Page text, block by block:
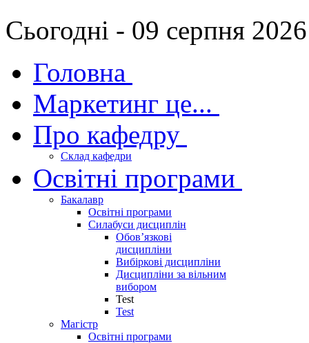
Сьогодні - 09 серпня
Головна
Маркетинг це...
Про кафедру
Склад кафедри
Освітні програми
Бакалавр
Освітні програми
Силабуси дисциплін
Обов’язкові
дисципліни
Вибіркові дисципліни
Дисципліни за вільним
вибором
Test
Test
Магістр
Освітні програми